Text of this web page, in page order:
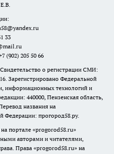
33
(902) 205 50 66
о регистрации СМИ:
Зарегистрировано Федеральной
информационных технологий и
440000, Пензенская область,
названия на
Федерации: прогород58.ру.
портале «progorod58.ru»
авторами и читателями,
Права «progorod58.ru» на